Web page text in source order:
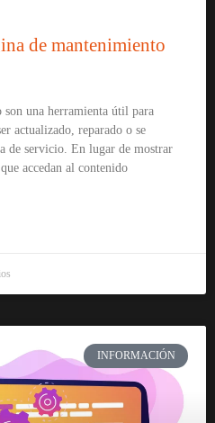
de mantenimiento
son una herramienta útil para
actualizado, reparado o se
de servicio. En lugar de mostrar
accedan al contenido
INFORMACIÓN